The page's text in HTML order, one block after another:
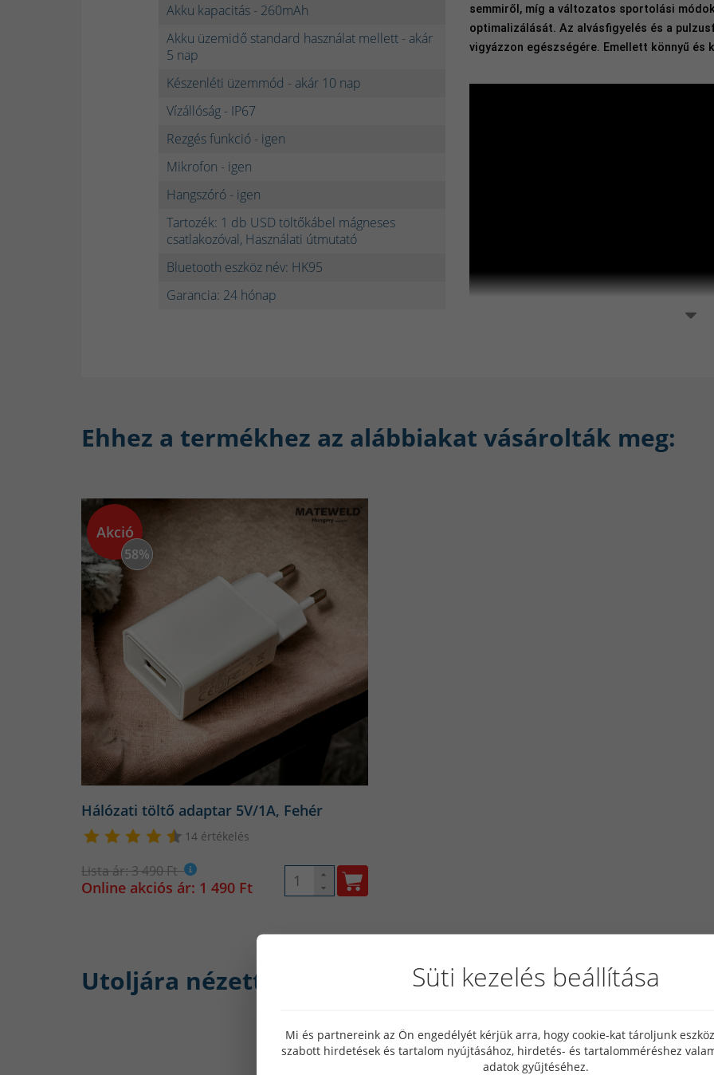
Akku kapacitás - 260mAh
Akku üzemidő standard használat mellett - akár
5 nap
Készenléti üzemmód - akár 10 nap
Vízállóság - IP67
Rezgés funkció - igen
Mikrofon - igen
Hangszóró - igen
Tartozék: 1 db USD töltőkábel mágneses
csatlakozóval, Használati útmutató
Bluetooth eszköz név: HK95
Garancia: 24 hónap
semmiről, míg a változatos sportolási
optimalizálását. Az alvásfigyelés és a
vigyázzon egészségére. Emellett könnyű és
Ehhez a termékhez az alábbiakat vásárolták meg:
Akció
58%
Hálózati töltő adaptar 5V/1A, Fehér
14 értékelés
Lista ár: 3 490 Ft
Online akciós ár: 1 490 Ft
Utoljára nézett: Süti kezelés beállítása
Mi és partnereink az Ön engedélyét kérjük arra, hogy cookie-kat tároljunk
szabott hirdetések és tartalom nyújtásához, hirdetés- és tartalomméréshez
adatok gyűjtéséhez.